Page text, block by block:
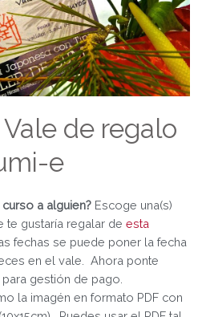
Vale de regalo
e
a alguien?Escoge una(s)
te gustaría regalar de esta
fechas se puede poner la fecha
en el vale. Ahora ponte
gestión de pago.
la imagén en formato PDF con